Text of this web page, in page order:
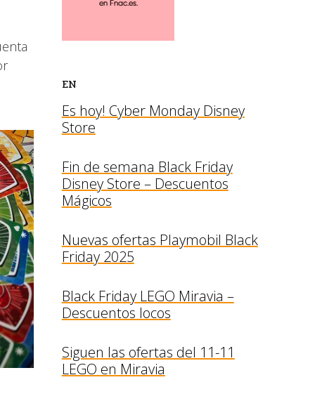
EN
Es hoy! Cyber Monday Disney
Store
Fin de semana Black Friday
Disney Store – Descuentos
Mágicos
Nuevas ofertas Playmobil Black
Friday 2025
Black Friday LEGO Miravia –
Descuentos locos
Siguen las ofertas del 11-11
LEGO en Miravia